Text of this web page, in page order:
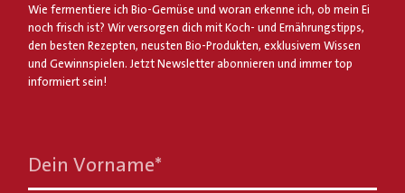
Wie fermentiere ich Bio-Gemüse und woran erkenne ich, ob mein Ei
noch frisch ist? Wir versorgen dich mit Koch- und Ernährungstipps,
den besten Rezepten, neusten Bio-Produkten, exklusivem Wissen
und Gewinnspielen. Jetzt Newsletter abonnieren und immer top
informiert sein!
Dein Vorname*